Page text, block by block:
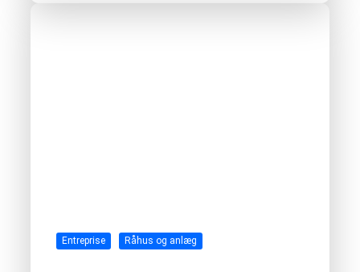
Entreprise Råhus og anlæg